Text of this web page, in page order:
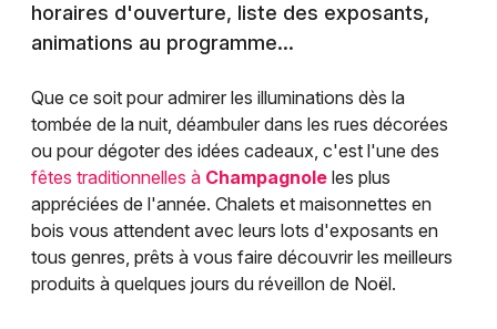
horaires d'ouverture, liste des exposants,
animations au programme...
Que ce soit pour admirer les illuminations dès la
tombée de la nuit, déambuler dans les rues décorées
ou pour dégoter des idées cadeaux, c'est l'une des
fêtes traditionnelles à Champagnole les plus
appréciées de l'année. Chalets et maisonnettes en
bois vous attendent avec leurs lots d'exposants en
tous genres, prêts à vous faire découvrir les meilleurs
produits à quelques jours du réveillon de Noël.